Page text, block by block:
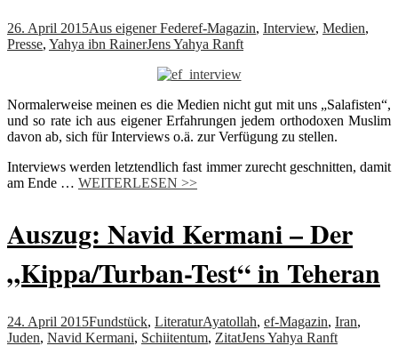
26. April 2015Aus eigener Federef-Magazin, Interview, Medien,
Presse, Yahya ibn RainerJens Yahya Ranft
Normalerweise meinen es die Medien nicht gut mit uns „Salafisten“,
und so rate ich aus eigener Erfahrungen jedem orthodoxen Muslim
davon ab, sich für Interviews o.ä. zur Verfügung zu stellen.
Interviews werden letztendlich fast immer zurecht geschnitten, damit
am Ende … WEITERLESEN >>
Auszug: Navid Kermani – Der
„Kippa/Turban-Test“ in Teheran
24. April 2015Fundstück, LiteraturAyatollah, ef-Magazin, Iran,
Juden, Navid Kermani, Schiitentum, ZitatJens Yahya Ranft